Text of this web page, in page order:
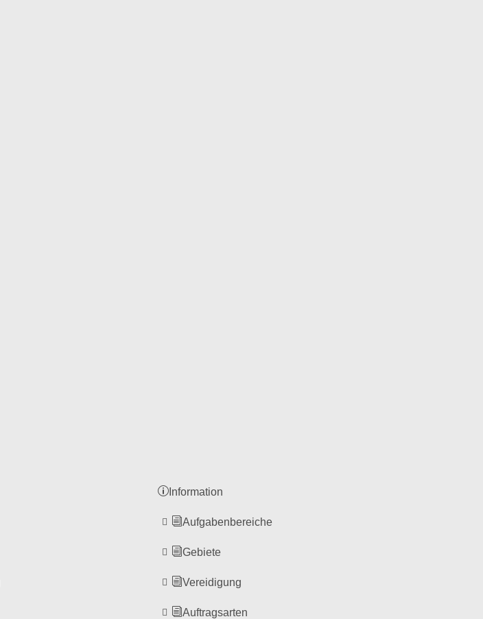
Information
Aufgabenbereiche
Gebiete
Vereidigung
Auftragsarten